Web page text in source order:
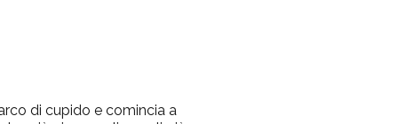
di cupido e comincia a